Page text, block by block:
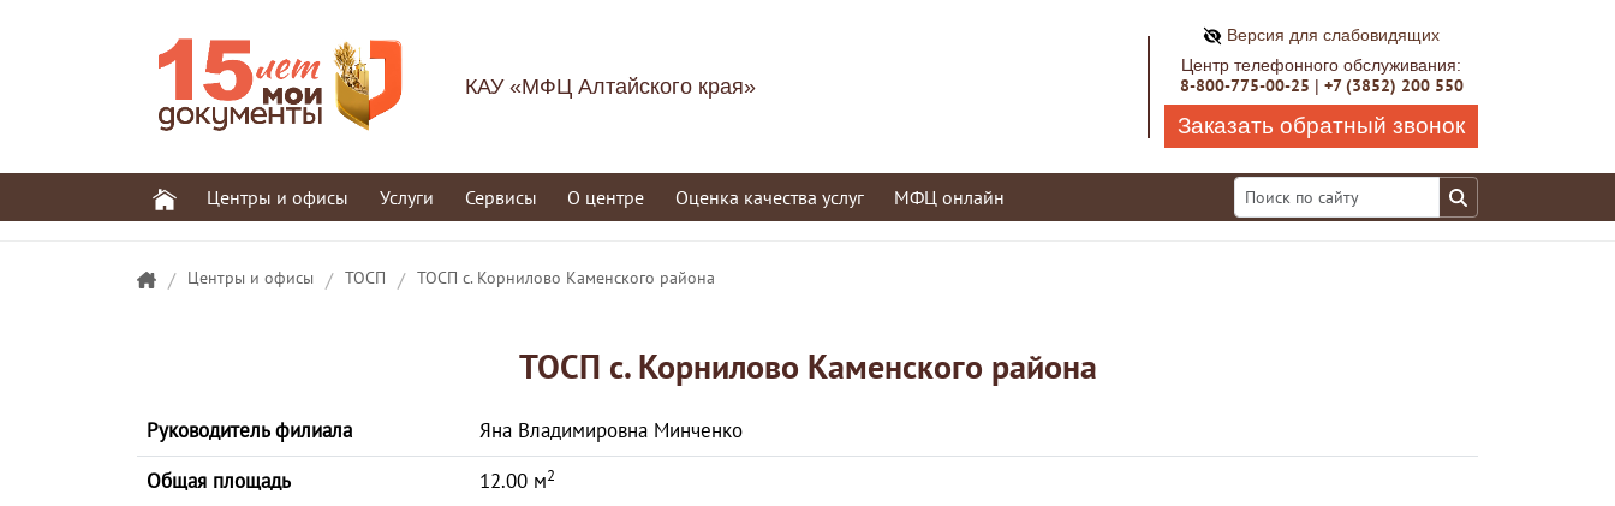
КАУ «МФЦ Алтайского края»
Версия для слабовидящих
Центр телефонного обслуживания:
8-800-775-00-25 | +7 (3852) 200 550
Заказать обратный звонок
Центры и офисы Услуги Сервисы О центре Оценка качества услуг МФЦ онлайн
/ Центры и офисы / ТОСП / ТОСП с. Корнилово Каменского района
ТОСП с. Корнилово Каменского района
Руководитель филиала
Яна Владимировна Минченко
Общая площадь
12.00 м2